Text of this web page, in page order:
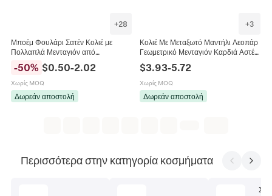
+28
Μποέμ Φουλάρι Σατέν Κολιέ με
Πολλαπλά Μενταγιόν από
Ανοξείδωτο Ατσάλι Τεχνητό
Μαργαριτάρι Καρδιά Ψάρι Γυναικεία
Κοσμήματα
-50% $0.50-2.02
Χωρίς MOQ
Δωρεάν αποστολή
+3
Κολιέ Με Μεταξωτό Μαντήλι Λεοπάρ
Γεωμετρικό Μενταγιόν Καρδιά Αστέρι
Ανοξείδωτο Ατσάλι Μόδα Κοσμήματα
Γυναικεία
$3.93-5.72
Χωρίς MOQ
Δωρεάν αποστολή
Περισσότερα στην κατηγορία κοσμήματα
Σετ